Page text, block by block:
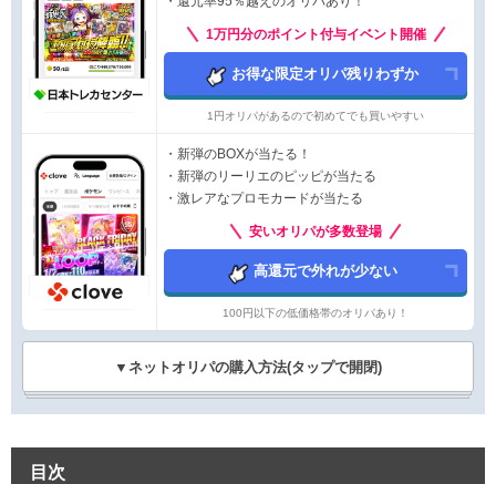
1万円分のポイント付与イベント開催
お得な限定オリパ残りわずか
1円オリパがあるので初めてでも買いやすい
・新弾のBOXが当たる！
・新弾のリーリエのピッピが当たる
・激レアなプロモカードが当たる
安いオリパが多数登場
高還元で外れが少ない
100円以下の低価格帯のオリパあり！
▼ネットオリパの購入方法(タップで開閉)
目次